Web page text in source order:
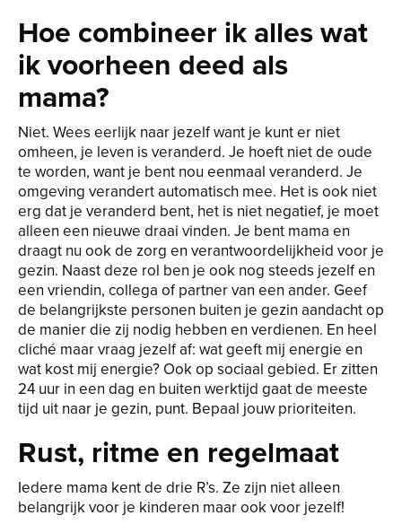
Hoe combineer ik alles wat
ik voorheen deed als
mama?
Niet. Wees eerlijk naar jezelf want je kunt er niet
omheen, je leven is veranderd. Je hoeft niet de oude
te worden, want je bent nou eenmaal veranderd. Je
omgeving verandert automatisch mee. Het is ook niet
erg dat je veranderd bent, het is niet negatief, je moet
alleen een nieuwe draai vinden. Je bent mama en
draagt nu ook de zorg en verantwoordelijkheid voor je
gezin. Naast deze rol ben je ook nog steeds jezelf en
een vriendin, collega of partner van een ander. Geef
de belangrijkste personen buiten je gezin aandacht op
de manier die zij nodig hebben en verdienen. En heel
cliché maar vraag jezelf af: wat geeft mij energie en
wat kost mij energie? Ook op sociaal gebied. Er zitten
24 uur in een dag en buiten werktijd gaat de meeste
tijd uit naar je gezin, punt. Bepaal jouw prioriteiten.
Rust, ritme en regelmaat
Iedere mama kent de drie R’s. Ze zijn niet alleen
belangrijk voor je kinderen maar ook voor jezelf!